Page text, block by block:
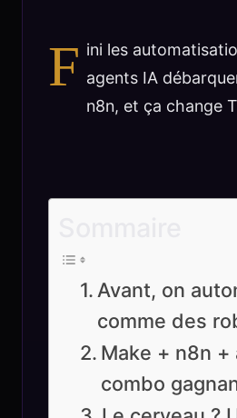
F ini les
agents IA
n8n, et ça change
Avant, on
comme des
Make + n8n +
combo